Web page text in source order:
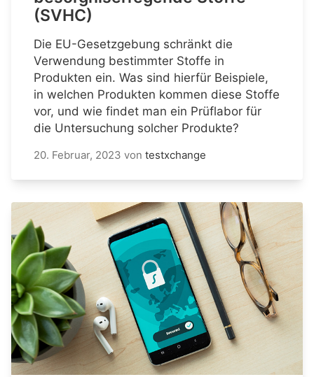
(SVHC)
Die EU-Gesetzgebung schränkt die
Verwendung bestimmter Stoffe in
Produkten ein. Was sind hierfür Beispiele,
in welchen Produkten kommen diese Stoffe
vor, und wie findet man ein Prüflabor für
die Untersuchung solcher Produkte?
20. Februar, 2023 von testxchange